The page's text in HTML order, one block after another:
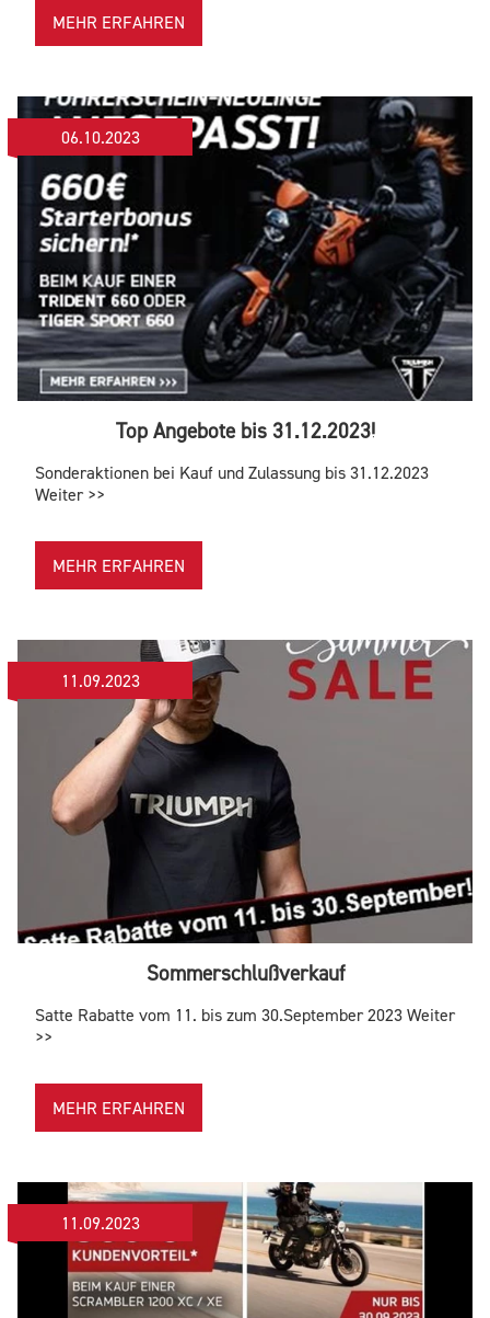
MEHR ERFAHREN
06.10.2023
Top Angebote bis 31.12.2023!
Sonderaktionen bei Kauf und Zulassung bis 31.12.2023
Weiter >>
MEHR ERFAHREN
11.09.2023
Sommerschlußverkauf
Satte Rabatte vom 11. bis zum 30.September 2023 Weiter
>>
MEHR ERFAHREN
11.09.2023